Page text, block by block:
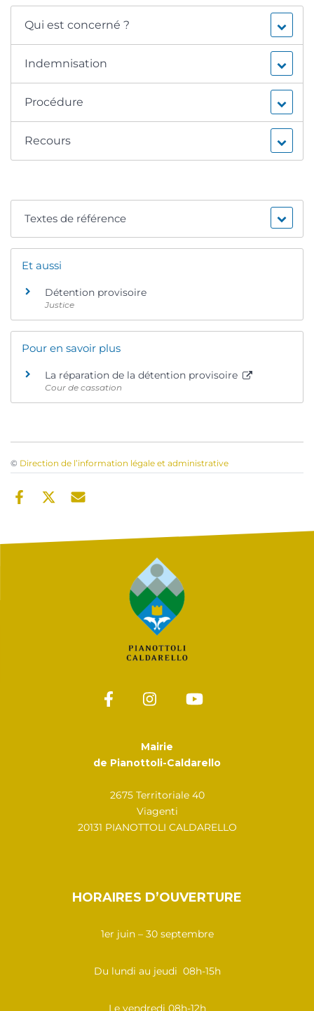
Qui est concerné ?
Indemnisation
Procédure
Recours
Textes de référence
Et aussi
Détention provisoire
Justice
Pour en savoir plus
La réparation de la détention provisoire
Cour de cassation
© Direction de l’information légale et administrative
Mairie
de Pianottoli-Caldarello
2675 Territoriale 40
Viagenti
20131 PIANOTTOLI CALDARELLO
HORAIRES D’OUVERTURE
1er juin – 30 septembre
Du lundi au jeudi 08h-15h
Le vendredi 08h-12h